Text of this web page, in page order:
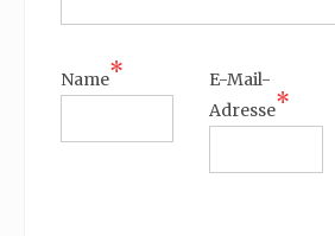
Name*
E-Mail-
Adresse*